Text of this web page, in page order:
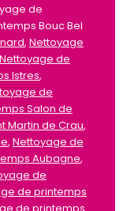
de
Bouc Bel
, Nettoyage
Nettoyage de
Istres,
de
Salon de
Martin de Crau,
, Nettoyage de
Aubagne,
de
de printemps